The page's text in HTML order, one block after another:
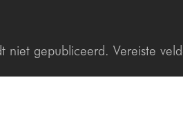
niet gepubliceerd. Vereiste